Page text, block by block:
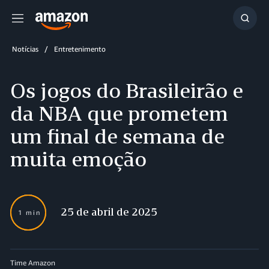
Menu
Notícias Entretenimento
Os jogos do Brasileirão e
da NBA que prometem
um final de semana de
muita emoção
1 min 25 de abril de 2025
Time Amazon